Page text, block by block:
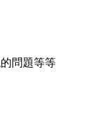
問題等等